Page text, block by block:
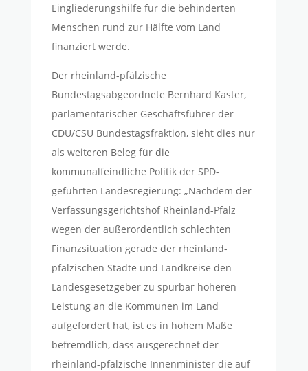
Eingliederungshilfe für die behinderten
Menschen rund zur Hälfte vom Land
finanziert werde.
Der rheinland-pfälzische
Bundestagsabgeordnete Bernhard Kaster,
parlamentarischer Geschäftsführer der
CDU/CSU Bundestagsfraktion, sieht dies nur
als weiteren Beleg für die
kommunalfeindliche Politik der SPD-
geführten Landesregierung: „Nachdem der
Verfassungsgerichtshof Rheinland-Pfalz
wegen der außerordentlich schlechten
Finanzsituation gerade der rheinland-
pfälzischen Städte und Landkreise den
Landesgesetzgeber zu spürbar höheren
Leistung an die Kommunen im Land
aufgefordert hat, ist es in hohem Maße
befremdlich, dass ausgerechnet der
rheinland-pfälzische Innenminister die auf